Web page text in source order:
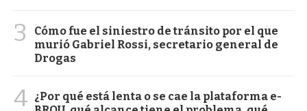
3
Cómo fue el siniestro de tránsito por el que
murió Gabriel Rossi, secretario general de
Drogas
4 ¿Por qué está lenta o se cae la plataforma e-